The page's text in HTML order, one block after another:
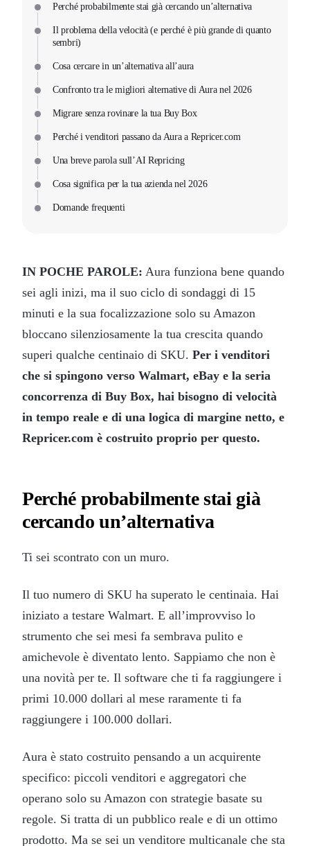
Perché probabilmente stai già cercando un’alternativa
Il problema della velocità (e perché è più grande di quanto
sembri)
Cosa cercare in un’alternativa all’aura
Confronto tra le migliori alternative di Aura nel 2026
Migrare senza rovinare la tua Buy Box
Perché i venditori passano da Aura a Repricer.com
Una breve parola sull’AI Repricing
Cosa significa per la tua azienda nel 2026
Domande frequenti
IN POCHE PAROLE: Aura funziona bene quando
sei agli inizi, ma il suo ciclo di sondaggi di 15
minuti e la sua focalizzazione solo su Amazon
bloccano silenziosamente la tua crescita quando
superi qualche centinaio di SKU. Per i venditori
che si spingono verso Walmart, eBay e la seria
concorrenza di Buy Box, hai bisogno di velocità
in tempo reale e di una logica di margine netto, e
Repricer.com è costruito proprio per questo.
Perché probabilmente stai già
cercando un’alternativa
Ti sei scontrato con un muro.
Il tuo numero di SKU ha superato le centinaia. Hai
iniziato a testare Walmart. E all’improvviso lo
strumento che sei mesi fa sembrava pulito e
amichevole è diventato lento. Sappiamo che non è
una novità per te. Il software che ti fa raggiungere i
primi 10.000 dollari al mese raramente ti fa
raggiungere i 100.000 dollari.
Aura è stato costruito pensando a un acquirente
specifico: piccoli venditori e aggregatori che
operano solo su Amazon con strategie basate su
regole. Si tratta di un pubblico reale e di un ottimo
prodotto. Ma se sei un venditore multicanale che sta